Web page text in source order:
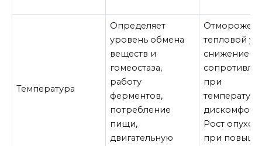
Температура
Определяет
уровень обмена
веществ и
гомеостаза,
работу
ферментов,
потребление
пищи,
двигательную
тепловой
снижение
при
Рост
при